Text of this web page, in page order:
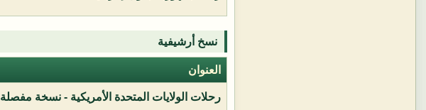
نسخ أرشيفية
العنوان
رحلات الولايات المتحدة الأمريكية - نسخة مفصلة